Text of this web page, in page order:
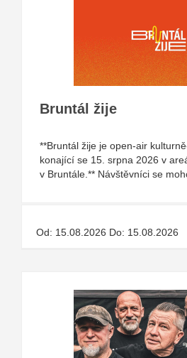
Bruntál žije
**Bruntál žije je open-air
konající se 15. srpna 2026 v
v Bruntále.** Návštěvníci se
Od: 15.08.2026 Do: 15.08.2026